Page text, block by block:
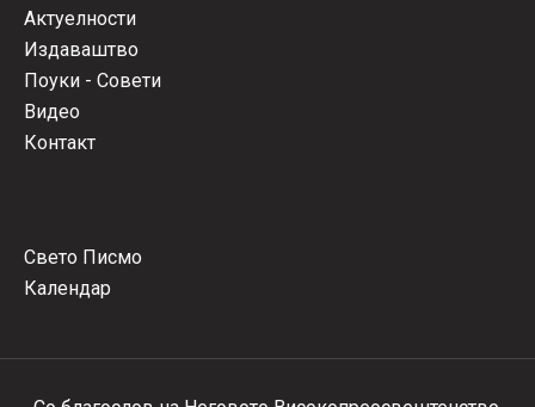
Актуелности
Издаваштво
Поуки - Совети
Видео
Контакт
Свето Писмо
Календар